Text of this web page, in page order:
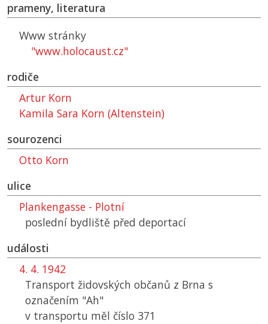
prameny, literatura
Www stránky
"www.holocaust.cz"
rodiče
Artur Korn
Kamila Sara Korn (Altenstein)
sourozenci
Otto Korn
ulice
Plankengasse - Plotní
poslední bydliště před deportací
události
4. 4. 1942
Transport židovských občanů z Brna s
označením "Ah"
v transportu měl číslo 371